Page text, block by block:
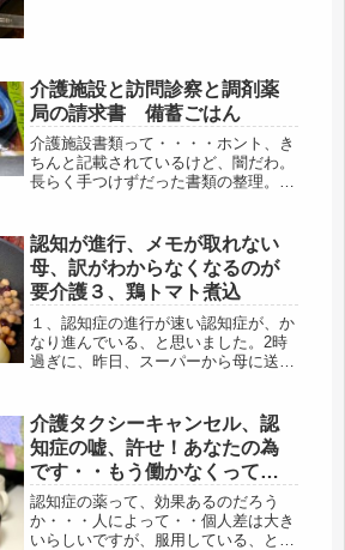
介護施設と訪問診察と調剤薬
局の請求書 備蓄ごはん
介護施設書類って・・・・ホント、き
ちんと記載されているけど、闇だわ。
長らく手つけずだった書類の整理。最
めてたので、今日一日費やして、やっ
と全開封、選別、目を通すことは終
了。メ...
認知が進行、メモが取れない
母、訳がわからなくなるのが
要介護３、鶏トマト煮込
１、認知症の進行が速い認知症が、か
なり進んでいる、と思いました。2時
過ぎに、昨日、スーパーから母に送っ
わ」・・・・確かに、11月の最後の週
になると、お歳暮の配達もあるから、
もしかした...
介護タクシーキャンセル、認
知症の嘘、許せ！あなたの為
です・・もう働かなくってい
いよ、言ってほしいけど。
認知症の薬って、効果あるのだろう
か・・・人によって・・個人差は大き
いらしいですが、服用している、とい